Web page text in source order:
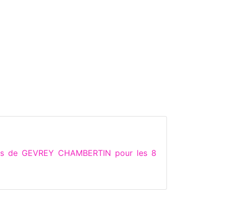
GEVREY CHAMBERTIN pour les 8